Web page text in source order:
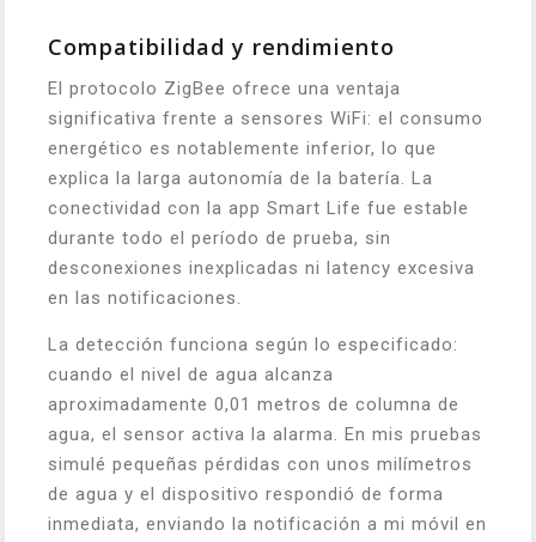
Compatibilidad y rendimiento
El protocolo ZigBee ofrece una ventaja
significativa frente a sensores WiFi: el consumo
energético es notablemente inferior, lo que
explica la larga autonomía de la batería. La
conectividad con la app Smart Life fue estable
durante todo el período de prueba, sin
desconexiones inexplicadas ni latency excesiva
en las notificaciones.
La detección funciona según lo especificado:
cuando el nivel de agua alcanza
aproximadamente 0,01 metros de columna de
agua, el sensor activa la alarma. En mis pruebas
simulé pequeñas pérdidas con unos milímetros
de agua y el dispositivo respondió de forma
inmediata, enviando la notificación a mi móvil en